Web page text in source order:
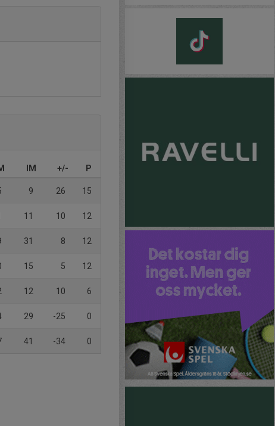
IM +/- P
9 26 15
11 10 12
31 8 12
15 5 12
12 10 6
29 -25 0
41 -34 0